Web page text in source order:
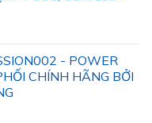
₫
₫
- POWER
CHÍNH HÃNG BỞI